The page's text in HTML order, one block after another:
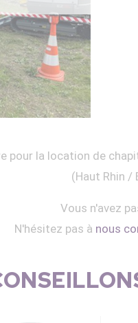
pour la location de
(Haut Rhin /
Vous n'avez
N'hésitez pas à nous